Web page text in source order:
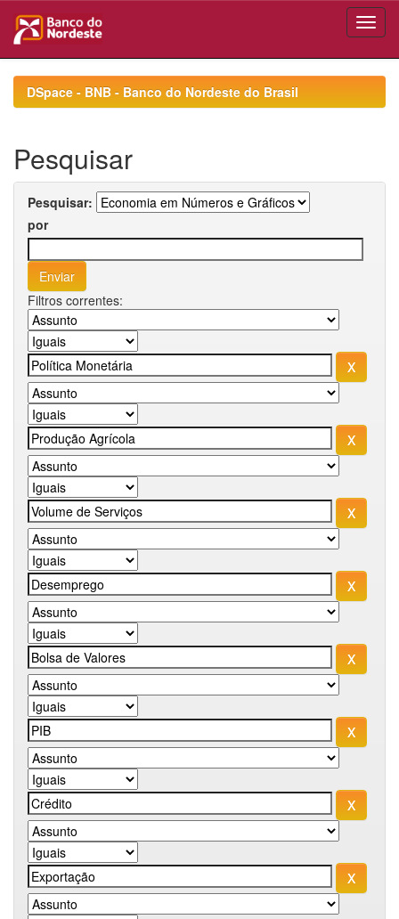
navigationDSpace - BNB - Banco do Nordeste do Brasil
Pesquisar
Pesquisar:
por
Filtros correntes: